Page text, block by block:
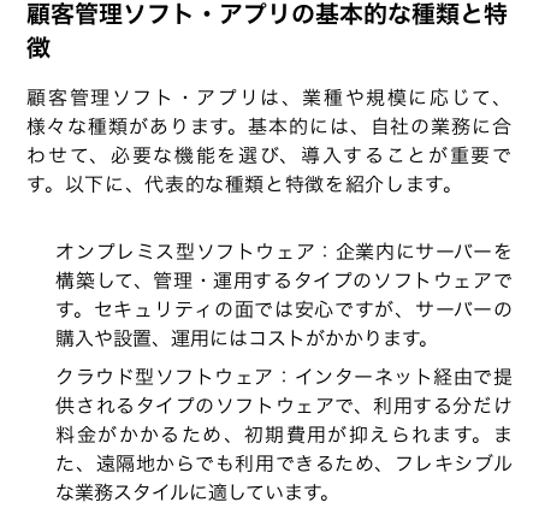
顧客管理ソフト・アプリの基本的な種類と特
徴
顧客管理ソフト・アプリは、業種や規模に応じて、
様々な種類があります。基本的には、自社の業務に合
わせて、必要な機能を選び、導入することが重要で
す。以下に、代表的な種類と特徴を紹介します。
オンプレミス型ソフトウェア：企業内にサーバーを
構築して、管理・運用するタイプのソフトウェアで
す。セキュリティの面では安心ですが、サーバーの
購入や設置、運用にはコストがかかります。
クラウド型ソフトウェア：インターネット経由で提
供されるタイプのソフトウェアで、利用する分だけ
料金がかかるため、初期費用が抑えられます。ま
た、遠隔地からでも利用できるため、フレキシブル
な業務スタイルに適しています。